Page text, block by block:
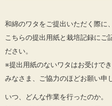
和綿のワタをご提出いただく際に、
こちらの提出用紙と栽培記録にご
ださい。
※提出用紙のないワタはお受けでき
みなさま、ご協力のほどお願い申
いつ、どんな作業を行ったのか。